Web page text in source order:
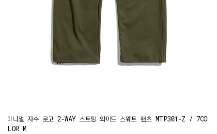
미니멀 자수 로고 2-WAY 스트링 와이드 스웨트 팬츠 MTP301-Z / 7CO
LOR M